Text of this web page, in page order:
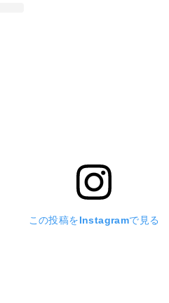
この投稿をInstagramで見る